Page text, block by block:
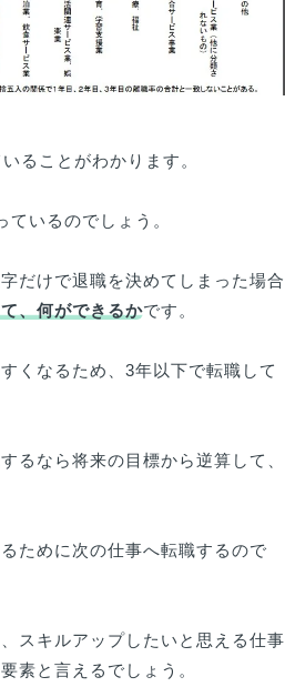
ることがわかります。
いるのでしょう。
だけで退職を決めてしまった場合
、何ができるかです。
くなるため、3年以下で転職して
るなら将来の目標から逆算して、
ために次の仕事へ転職するので
スキルアップしたいと思える仕事
素と言えるでしょう。